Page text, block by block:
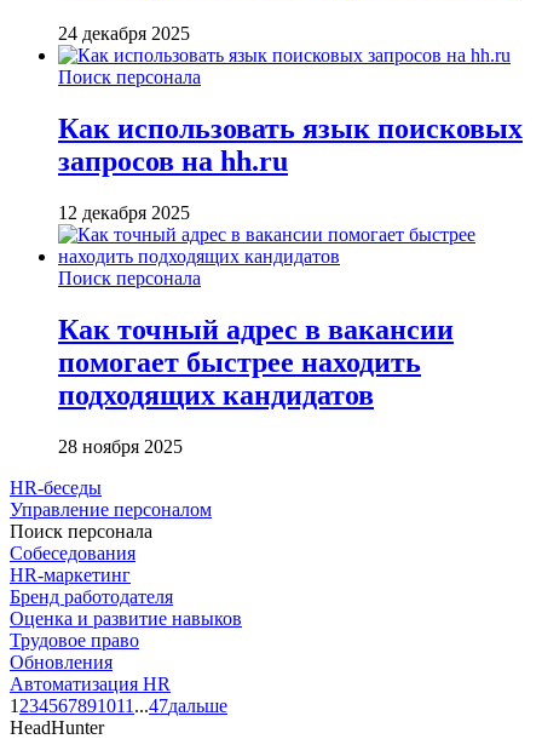
24 декабря 2025
Поиск персонала
Как использовать язык поисковых
запросов на hh.ru
12 декабря 2025
Поиск персонала
Как точный адрес в вакансии
помогает быстрее находить
подходящих кандидатов
28 ноября 2025
HR-беседы
Управление персоналом
Поиск персонала
Собеседования
HR-маркетинг
Бренд работодателя
Оценка и развитие навыков
Трудовое право
Обновления
Автоматизация HR
1 234567891011 ...47дальше
HeadHunter